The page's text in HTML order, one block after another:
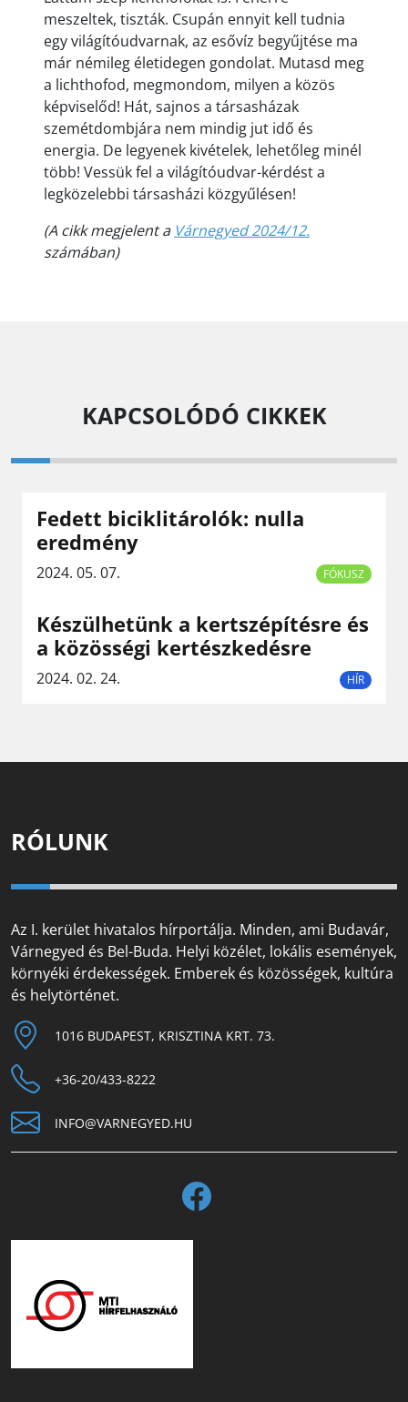
meszeltek, tiszták. Csupán ennyit kell tudnia
egy világítóudvarnak, az esővíz begyűjtése ma
már némileg életidegen gondolat. Mutasd meg
a lichthofod, megmondom, milyen a közös
képviselőd! Hát, sajnos a társasházak
szemétdombjára nem mindig jut idő és
energia. De legyenek kivételek, lehetőleg minél
több! Vessük fel a világítóudvar-kérdést a
legközelebbi társasházi közgyűlésen!
(A cikk megjelent a Várnegyed 2024/12.
számában)
KAPCSOLÓDÓ CIKKEK
Fedett biciklitárolók: nulla
eredmény
2024. 05. 07. FÓKUSZ
Készülhetünk a kertszépítésre és
a közösségi kertészkedésre
2024. 02. 24. HÍR
RÓLUNK
Az I. kerület hivatalos hírportálja. Minden, ami Budavár,
Várnegyed és Bel-Buda. Helyi közélet, lokális események,
környéki érdekességek. Emberek és közösségek, kultúra
és helytörténet.
1016 BUDAPEST, KRISZTINA KRT. 73.
+36-20/433-8222
INFO@VARNEGYED.HU